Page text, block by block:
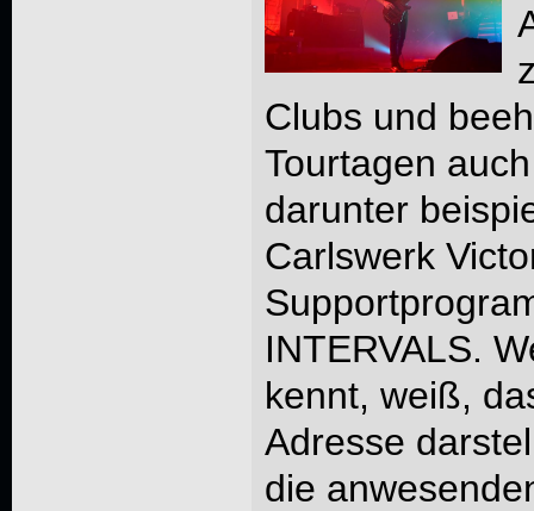
Clubs und
Tourtagen
darunter
Carlswerk
INTERVALS.
kennt, weiß,
Adresse
die